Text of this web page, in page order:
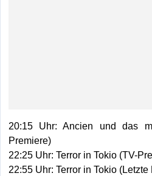
20:15 Uhr: Ancien und das
Premiere)
22:25 Uhr: Terror in Tokio (TV-
22:55 Uhr: Terror in Tokio